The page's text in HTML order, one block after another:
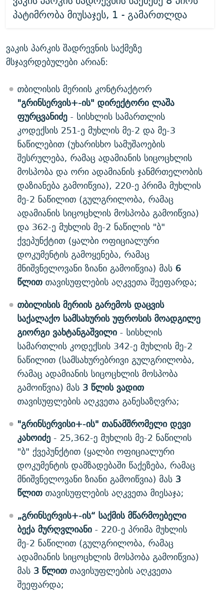
პატიმრობა მიუსაჯეს, 1 - გამართლდა
ვაკის პარკის შადრევნის საქმეზე
მსჯავრდებულები არიან:
თბილისის მერიის კონტრაქტორ
"გრინსერვის+-ის" დირექტორი ლაშა
ფურცვანიძე- სისხლის სამართლის
კოდექსის 251-ე მუხლის მე-2 და მე-3
ნაწილებით (უხარისხო სამუშაოების
შესრულება, რამაც ადამიანის სიცოცხლის
მოსპობა და ორი ადამიანის ჯანმრთელობის
დაზიანება გამოიწვია), 220-ე პრიმა მუხლის
მე-2 ნაწილით (გულგრილობა, რამაც
ადამიანის სიცოცხლის მოსპობა გამოიწვია)
და 362-ე მუხლის მე-2 ნაწილის "ბ"
ქვეპუნქტით (ყალბი ოფიციალური
დოკუმენტის გამოყენება, რამაც
მნიშვნელოვანი ზიანი გამოიწვია) მას 6
წლითთავისუფლების აღკვეთა შეეფარდა;
თბილისის მერიის გარემოს დაცვის
საქალაქო სამსახურის უფროსის მოადგილე
გიორგი ვახტანგაშვილი- სისხლის
სამართლის კოდექსის 342-ე მუხლის მე-2
ნაწილით (სამსახურებრივი გულგრილობა,
რამაც ადამიანის სიცოცხლის მოსპობა
გამოიწვია) მას 3 წლის ვადით
თავისუფლების აღკვეთა განესაზღვრა;
"გრინსერვისი+-ის" თანამშრომელი დევი
კახოიძე- 25,362-ე მუხლის მე-2 ნაწილის
"ბ" ქვეპუნქტით (ყალბი ოფიციალური
დოკუმენტის დამზადებაში წაქეზება, რამაც
მნიშვნელოვანი ზიანი გამოიწვია) მას3
წლითთავისუფლების აღკვეთა მიესაჯა;
„გრინსერვის+-ის“ საქმის მწარმოებელი
ბექა მურღვლიან​ი- 220-ე პრიმა მუხლის
მე-2 ნაწილით (გულგრილობა, რამაც
ადამიანის სიცოცხლის მოსპობა გამოიწვია)
მას 3 წლითთავისუფლების აღკვეთა
შეეფარდა;